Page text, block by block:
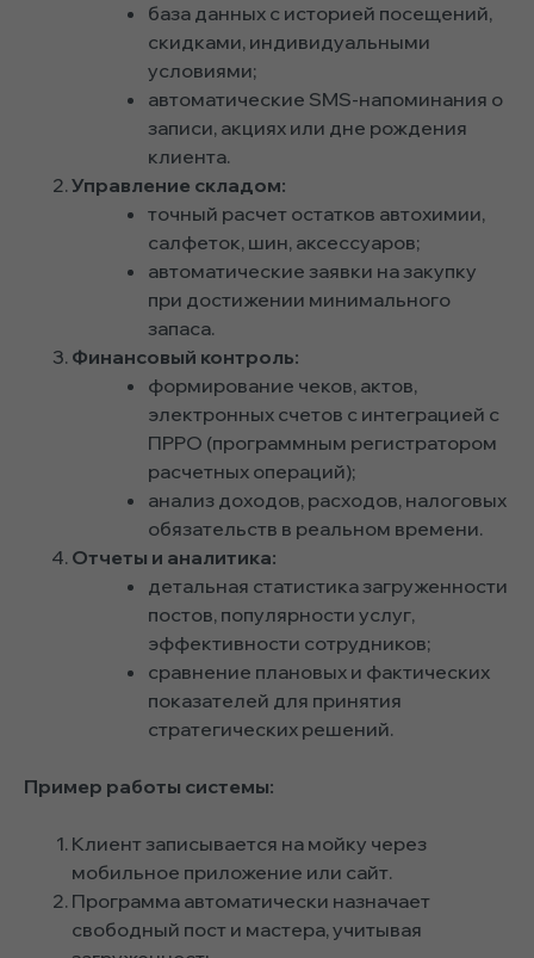
база данных с историей посещений,
скидками, индивидуальными
условиями;
автоматические SMS-напоминания о
записи, акциях или дне рождения
клиента.
Управление складом:
точный расчет остатков автохимии,
салфеток, шин, аксессуаров;
автоматические заявки на закупку
при достижении минимального
запаса.
Финансовый контроль:
формирование чеков, актов,
электронных счетов с интеграцией с
ПРРО (программным регистратором
расчетных операций);
анализ доходов, расходов, налоговых
обязательств в реальном времени.
Отчеты и аналитика:
детальная статистика загруженности
постов, популярности услуг,
эффективности сотрудников;
сравнение плановых и фактических
показателей для принятия
стратегических решений.
Пример работы системы:
Клиент записывается на мойку через
мобильное приложение или сайт.
Программа автоматически назначает
свободный пост и мастера, учитывая